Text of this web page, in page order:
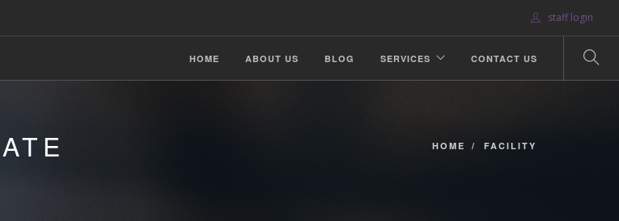
staff login
HOME ABOUT US BLOG SERVICES CONTACT US
HOME FACILITY